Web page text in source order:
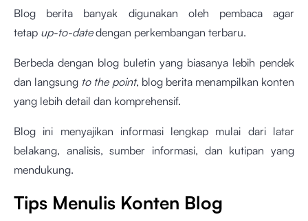
Blog berita banyak digunakan oleh pembaca agar
tetap up-to-datedengan perkembangan terbaru.
Berbeda dengan blog buletin yang biasanya lebih pendek
dan langsung to the point, blog berita menampilkan konten
yang lebih detail dan komprehensif.
Blog ini menyajikan informasi lengkap mulai dari latar
belakang, analisis, sumber informasi, dan kutipan yang
mendukung.
Tips Menulis Konten Blog